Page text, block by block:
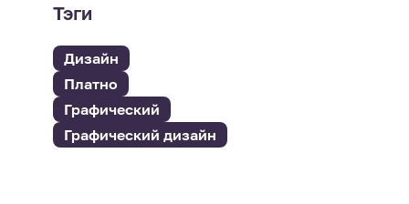
Тэги
Дизайн
Платно
Графический
Графический дизайн